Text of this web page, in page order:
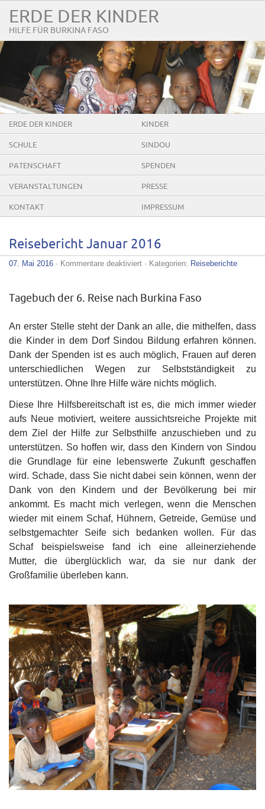
ERDE DER KINDER
HILFE FÜR BURKINA FASO
ERDE DER KINDER KINDER
SCHULE SINDOU
PATENSCHAFT SPENDEN
VERANSTALTUNGEN PRESSE
KONTAKT IMPRESSUM
Reisebericht Januar 2016
07. Mai 2016 · Kommentare deaktiviertfür· Kategorien: Reiseberichte
Tagebuch der 6. Reise nach Burkina Faso
An erster Stelle steht der Dank an alle, die mithelfen, dass
die Kinder in dem Dorf Sindou Bildung erfahren können.
Dank der Spenden ist es auch möglich, Frauen auf deren
unterschiedlichen Wegen zur Selbstständigkeit zu
unterstützen. Ohne Ihre Hilfe wäre nichts möglich.
Diese Ihre Hilfsbereitschaft ist es, die mich immer wieder
aufs Neue motiviert, weitere aussichtsreiche Projekte mit
dem Ziel der Hilfe zur Selbsthilfe anzuschieben und zu
unterstützen. So hoffen wir, dass den Kindern von Sindou
die Grundlage für eine lebenswerte Zukunft geschaffen
wird. Schade, dass Sie nicht dabei sein können, wenn der
Dank von den Kindern und der Bevölkerung bei mir
ankommt. Es macht mich verlegen, wenn die Menschen
wieder mit einem Schaf, Hühnern, Getreide, Gemüse und
selbstgemachter Seife sich bedanken wollen. Für das
Schaf beispielsweise fand ich eine alleinerziehende
Mutter, die überglücklich war, da sie nur dank der
Großfamilie überleben kann.